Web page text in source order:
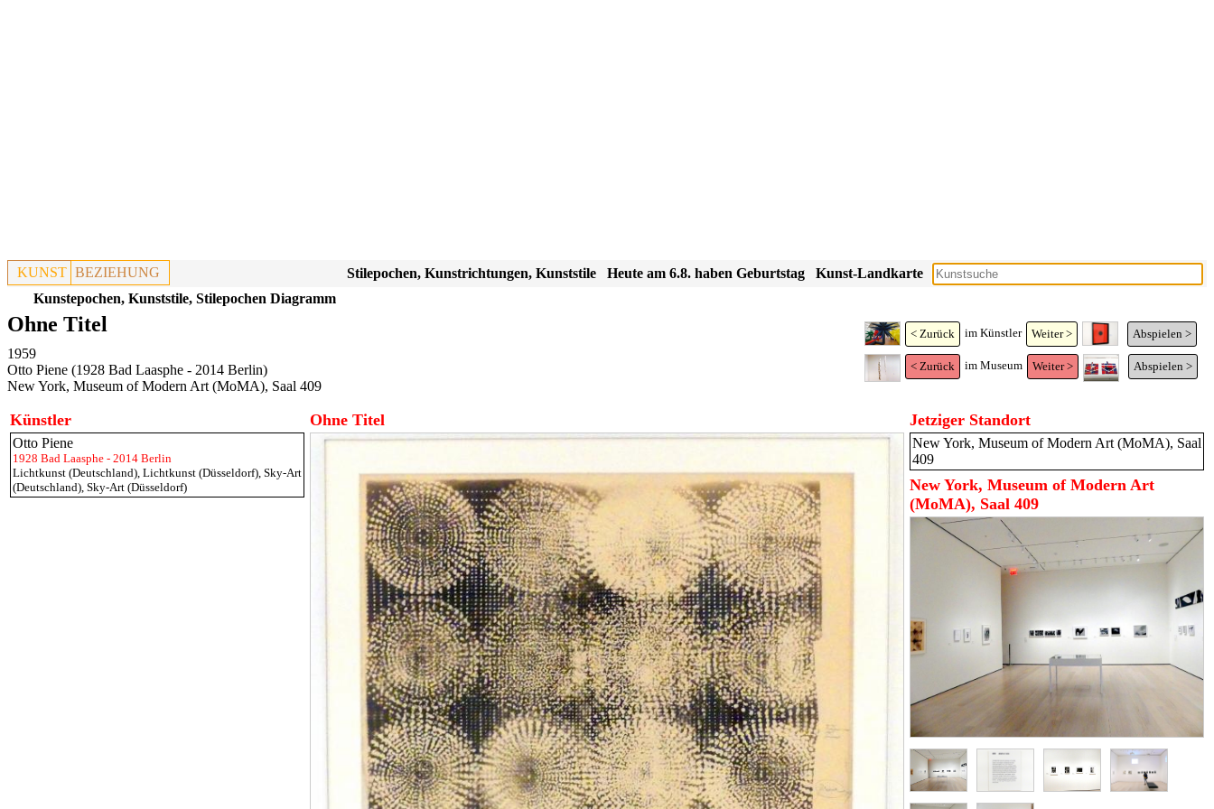
KUNST BEZIEHUNG Kunst-Landkarte
Heute am 6.8. haben Geburtstag
Stilepochen, Kunstrichtungen, Kunststile
Kunstepochen, Kunststile, Stilepochen Diagramm
< Zurück im Künstler Weiter > Abspielen >
< Zurück im Museum Weiter > Abspielen >
Ohne Titel
1959
Otto Piene (1928 Bad Laasphe - 2014 Berlin)
New York, Museum of Modern Art (MoMA), Saal 409
Künstler
Otto Piene
1928 Bad Laasphe - 2014 Berlin
Lichtkunst (Deutschland), Lichtkunst (Düsseldorf), Sky-Art
(Deutschland), Sky-Art (Düsseldorf)
Ohne Titel Jetziger Standort
New York, Museum of Modern Art (MoMA), Saal
409
New York, Museum of Modern Art
(MoMA), Saal 409